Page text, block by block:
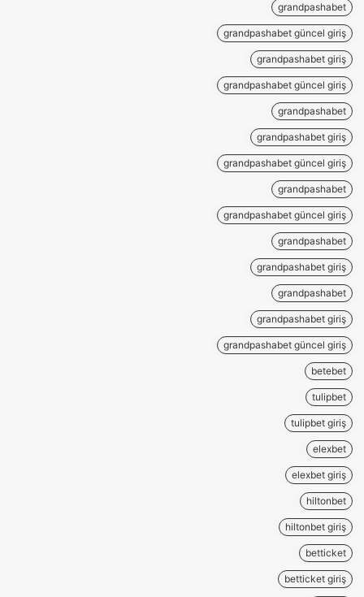
grandpashabet
grandpashabet güncel giriş
grandpashabet giriş
grandpashabet güncel giriş
grandpashabet
grandpashabet giriş
grandpashabet güncel giriş
grandpashabet
grandpashabet güncel giriş
grandpashabet
grandpashabet giriş
grandpashabet
grandpashabet giriş
grandpashabet güncel giriş
betebet
tulipbet
tulipbet giriş
elexbet
elexbet giriş
hiltonbet
hiltonbet giriş
betticket
betticket giriş